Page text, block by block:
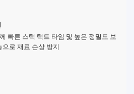
빠른 스택 택트 타임 및 높은 정밀도 보
로 재료 손상 방지